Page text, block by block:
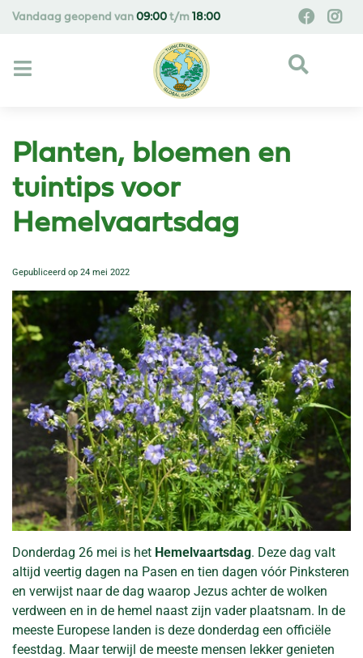
Vandaag geopend van 09:00 t/m 18:00
Planten, bloemen en
tuintips voor
Hemelvaartsdag
Gepubliceerd op 24 mei 2022
Donderdag 26 mei is het Hemelvaartsdag. Deze dag valt
altijd veertig dagen na Pasen en tien dagen vóór Pinksteren
en verwijst naar de dag waarop Jezus achter de wolken
verdween en in de hemel naast zijn vader plaatsnam. In de
meeste Europese landen is deze donderdag een officiële
feestdag. Maar terwijl de meeste mensen lekker genieten